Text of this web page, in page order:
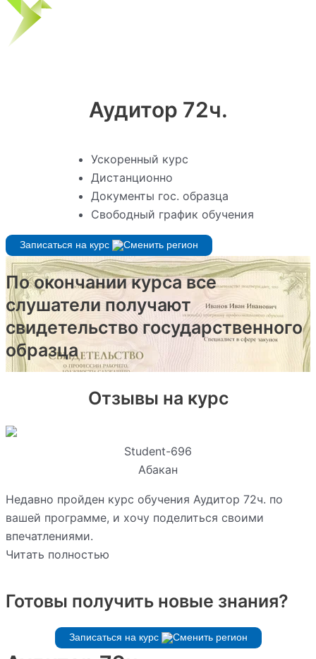
Аудитор 72ч.
Ускоренный курс
Дистанционно
Документы гос. образца
Свободный график обучения
Записаться на курс
По окончании курса все
слушатели получают
свидетельство государственного
образца
Отзывы на курс
Student-696
Абакан
Недавно пройден курс обучения Аудитор 72ч. по
вашей программе, и хочу поделиться своими
впечатлениями.
Читать полностью
Готовы получить новые знания?
Записаться на курс